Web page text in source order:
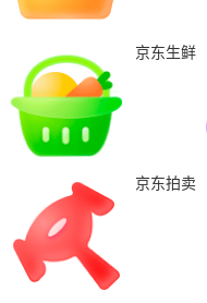
京东生鲜
京东拍卖